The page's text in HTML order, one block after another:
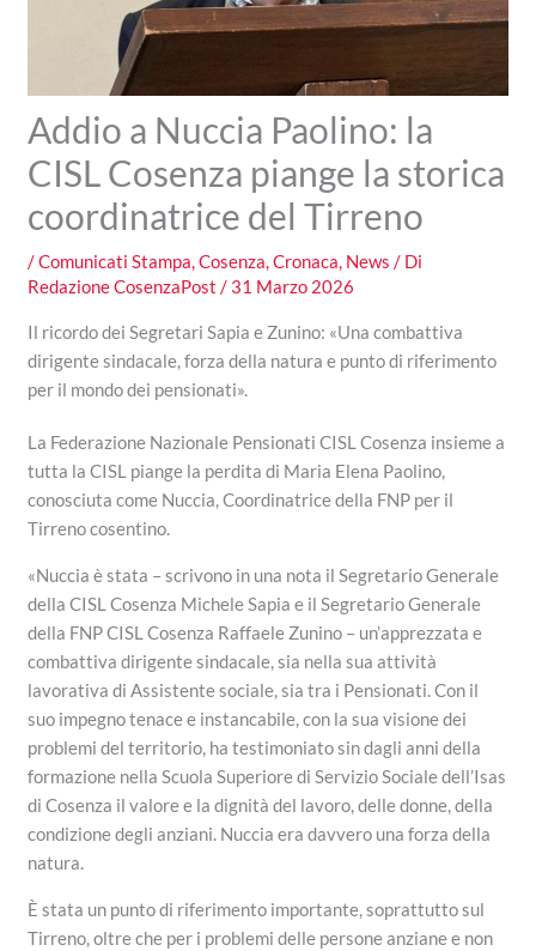
Addio a Nuccia Paolino: la
CISL Cosenza piange la storica
coordinatrice del Tirreno
/Comunicati Stampa,Cosenza,Cronaca, News / Di
Redazione CosenzaPost/ 31 Marzo 2026
Il ricordo dei Segretari Sapia e Zunino: «Una combattiva
dirigente sindacale, forza della natura e punto di riferimento
per il mondo dei pensionati».
La Federazione Nazionale Pensionati CISL Cosenza insieme a
tutta la CISL piange la perdita di Maria Elena Paolino,
conosciuta come Nuccia, Coordinatrice della FNP per il
Tirreno cosentino.
«Nuccia è stata – scrivono in una nota il Segretario Generale
della CISL Cosenza Michele Sapia e il Segretario Generale
della FNP CISL Cosenza Raffaele Zunino – un’apprezzata e
combattiva dirigente sindacale, sia nella sua attività
lavorativa di Assistente sociale, sia tra i Pensionati. Con il
suo impegno tenace e instancabile, con la sua visione dei
problemi del territorio, ha testimoniato sin dagli anni della
formazione nella Scuola Superiore di Servizio Sociale dell’Isas
di Cosenza il valore e la dignità del lavoro, delle donne, della
condizione degli anziani. Nuccia era davvero una forza della
natura.
È stata un punto di riferimento importante, soprattutto sul
Tirreno, oltre che per i problemi delle persone anziane e non